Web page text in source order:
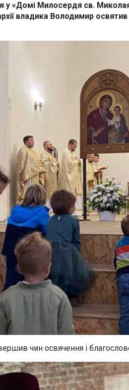
у «Домі Милосердя св.
владика Володимир
чин освячення і